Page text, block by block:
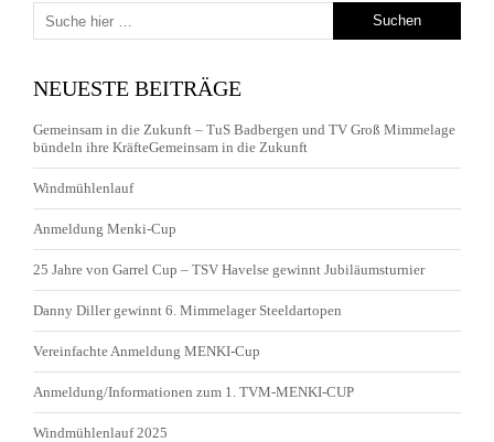
NEUESTE BEITRÄGE
Gemeinsam in die Zukunft – TuS Badbergen und TV Groß Mimmelage
bündeln ihre KräfteGemeinsam in die Zukunft
Windmühlenlauf
Anmeldung Menki-Cup
25 Jahre von Garrel Cup – TSV Havelse gewinnt Jubiläumsturnier
Danny Diller gewinnt 6. Mimmelager Steeldartopen
Vereinfachte Anmeldung MENKI-Cup
Anmeldung/Informationen zum 1. TVM-MENKI-CUP
Windmühlenlauf 2025